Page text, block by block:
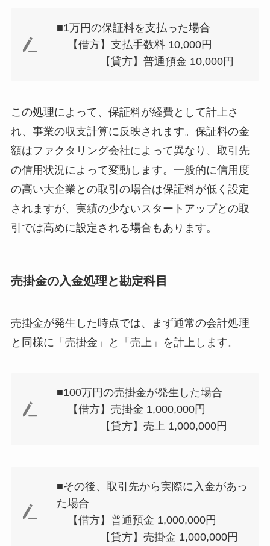
■1万円の保証料を支払った場合
【借方】支払手数料 10,000円
【貸方】普通預金 10,000円
この処理によって、保証料が経費として計上さ
れ、事業の収支計算に反映されます。保証料の金
額はファクタリング会社によって異なり、取引先
の信用状況によって変動します。一般的に信用度
の高い大企業との取引の場合は保証料が低く設定
されますが、実績の少ないスタートアップとの取
引では高めに設定される場合もあります。
売掛金の入金処理と勘定科目
売掛金が発生した時点では、まず通常の会計処理
と同様に「売掛金」と「売上」を計上します。
■100万円の売掛金が発生した場合
【借方】売掛金 1,000,000円
【貸方】売上 1,000,000円
■その後、取引先から実際に入金があっ
た場合
【借方】普通預金 1,000,000円
【貸方】売掛金 1,000,000円